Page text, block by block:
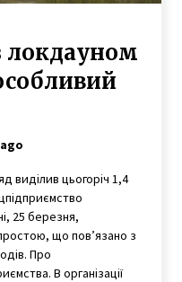
локдауном
виділив цьогоріч 1,4
25 березня,
що пов’язано з
Про
В організації